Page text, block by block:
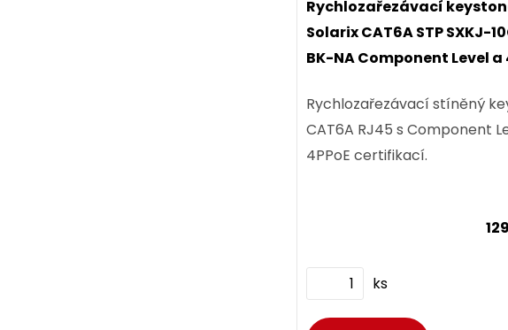
ks
Dodání:
Detail produktu
Rychlozařezávací
Solarix CAT6A STP SXKJ-
BK-NA Component Level a
Rychlozařezávací stíněný
CAT6A RJ45 s Component
4PPoE certifikací.
ks